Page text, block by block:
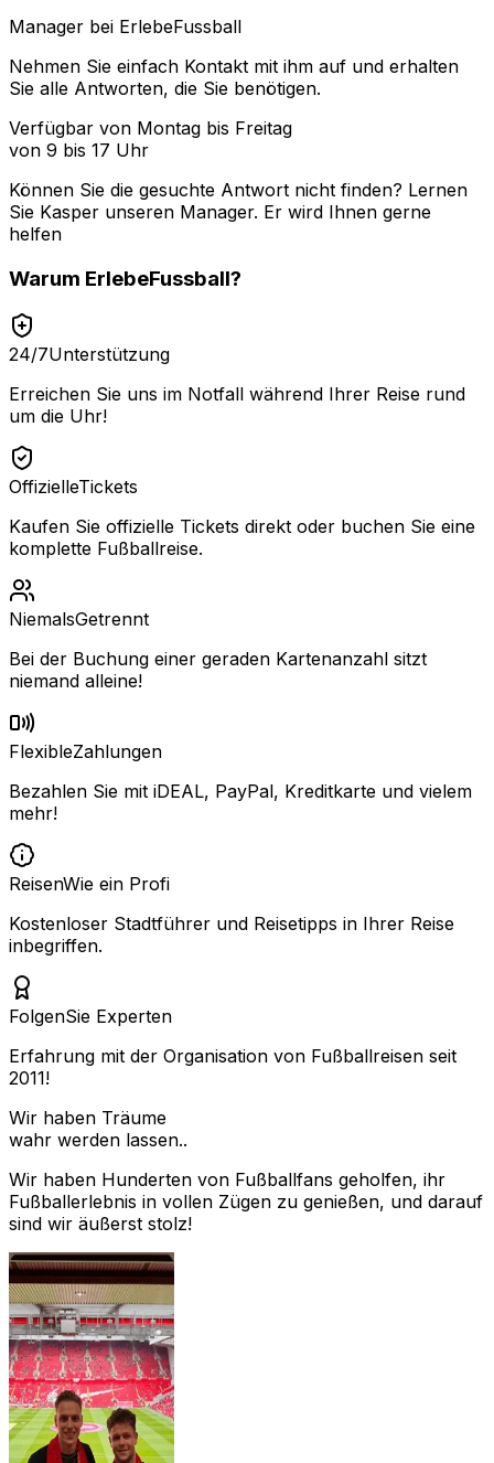
Manager bei ErlebeFussball
Nehmen Sie einfach Kontakt mit ihm auf und erhalten
Sie alle Antworten, die Sie benötigen.
Verfügbar von Montag bis Freitag
von 9 bis 17 Uhr
Können Sie die gesuchte Antwort nicht finden? Lernen
Sie Kasper unseren Manager. Er wird Ihnen gerne
helfen
Warum ErlebeFussball?
24/7Unterstützung
Erreichen Sie uns im Notfall während Ihrer Reise rund
um die Uhr!
OffizielleTickets
Kaufen Sie offizielle Tickets direkt oder buchen Sie eine
komplette Fußballreise.
NiemalsGetrennt
Bei der Buchung einer geraden Kartenanzahl sitzt
niemand alleine!
FlexibleZahlungen
Bezahlen Sie mit iDEAL, PayPal, Kreditkarte und vielem
mehr!
ReisenWie ein Profi
Kostenloser Stadtführer und Reisetipps in Ihrer Reise
inbegriffen.
FolgenSie Experten
Erfahrung mit der Organisation von Fußballreisen seit
2011!
Wir haben Träume
wahr werden lassen..
Wir haben Hunderten von Fußballfans geholfen, ihr
Fußballerlebnis in vollen Zügen zu genießen, und darauf
sind wir äußerst stolz!